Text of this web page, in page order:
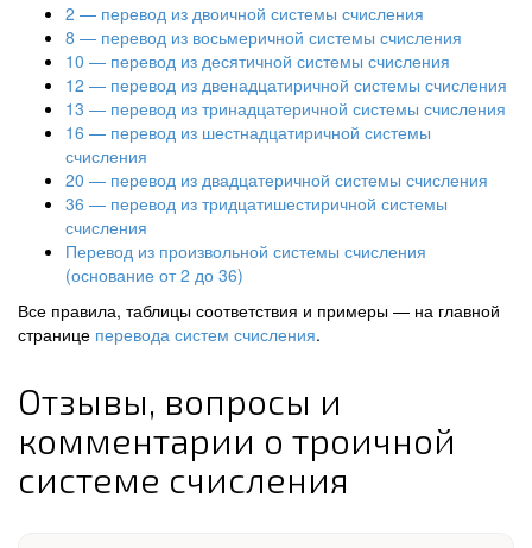
2 — перевод из двоичной системы счисления
8 — перевод из восьмеричной системы счисления
10 — перевод из десятичной системы счисления
12 — перевод из двенадцатиричной системы счисления
13 — перевод из тринадцатеричной системы счисления
16 — перевод из шестнадцатиричной системы
счисления
20 — перевод из двадцатеричной системы счисления
36 — перевод из тридцатишестиричной системы
счисления
Перевод из произвольной системы счисления
(основание от 2 до 36)
Все правила, таблицы соответствия и примеры — на главной
странице перевода систем счисления.
Отзывы, вопросы и
комментарии о троичной
системе счисления